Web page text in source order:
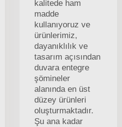
kalitede ham
madde
kullanıyoruz ve
ürünlerimiz,
dayanıklılık ve
tasarım açısından
duvara entegre
şömineler
alanında en üst
düzey ürünleri
oluşturmaktadır.
Şu ana kadar